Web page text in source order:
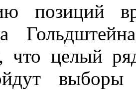
позиций
что целый